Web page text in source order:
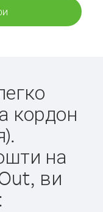
кордон
на
ви